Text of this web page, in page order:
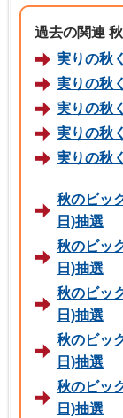
過去の関連
実りの秋
実りの秋
実りの秋
実りの秋
実りの秋
秋のビッ
日)抽選
秋のビッ
日)抽選
秋のビッ
日)抽選
秋のビッ
日)抽選
秋のビッ
日)抽選